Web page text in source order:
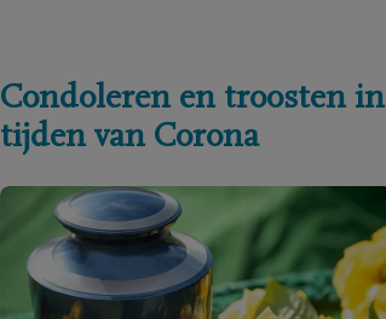
Condoleren en troosten in
tijden van Corona